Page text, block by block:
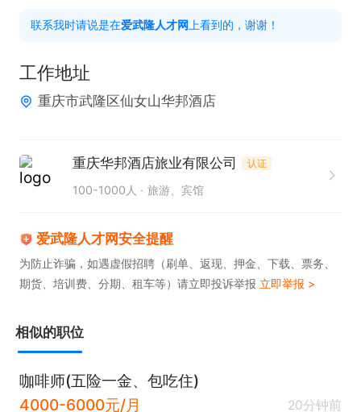
理；协助店长做新人吧台实操带教、门店临时运营工
二、任职要求
技能要求
立把控全店饮品出品标准；
掌握基础鸡尾酒调制重点考虑录用，熟悉吧台物料成
经验 、素养
1 年及以上精品咖啡 / 复合餐酒馆吧台从业经验；
审美在线、注重细节，创新能力强，有服务意识，可
联系我时请说是在爱武隆人才网 上看到的，谢谢！
工作地址
重庆市武隆区仙女山华邦酒店
重庆华邦酒店旅业有限公司 认证
100-1000人 旅游、宾馆
爱武隆人才网安全提醒
为防止诈骗，如遇虚假招聘（刷单、返现、押金、下载、票务、
期货、培训费、分期、租车等）请立即投诉举报 立即举报 >
相似的职位
咖啡师(五险一金、包吃住)
4000-6000元/月
20分钟前